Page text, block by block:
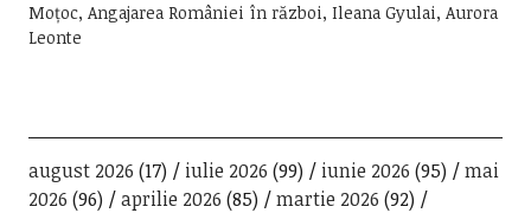
Moțoc, Angajarea României în război, Ileana Gyulai, Aurora
Leonte
august 2026 (17) iulie 2026 (99) iunie 2026 (95)
mai
2026 (96) aprilie 2026 (85) martie 2026 (92)